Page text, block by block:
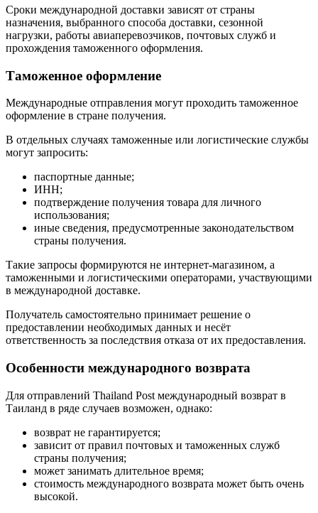
Сроки международной доставки зависят от страны
назначения, выбранного способа доставки, сезонной
нагрузки, работы авиаперевозчиков, почтовых служб и
прохождения таможенного оформления.
Таможенное оформление
Международные отправления могут проходить таможенное
оформление в стране получения.
В отдельных случаях таможенные или логистические службы
могут запросить:
паспортные данные;
ИНН;
подтверждение получения товара для личного
использования;
иные сведения, предусмотренные законодательством
страны получения.
Такие запросы формируются не интернет-магазином, а
таможенными и логистическими операторами, участвующими
в международной доставке.
Получатель самостоятельно принимает решение о
предоставлении необходимых данных и несёт
ответственность за последствия отказа от их предоставления.
Особенности международного возврата
Для отправлений Thailand Post международный возврат в
Таиланд в ряде случаев возможен, однако:
возврат не гарантируется;
зависит от правил почтовых и таможенных служб
страны получения;
может занимать длительное время;
стоимость международного возврата может быть очень
высокой.